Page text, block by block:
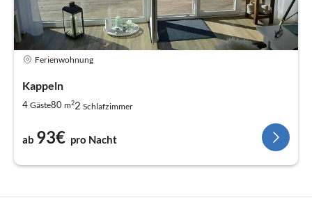
Ferienwohnung
Kappeln
4 Gäste80 m22 Schlafzimmer
ab 93€ pro Nacht